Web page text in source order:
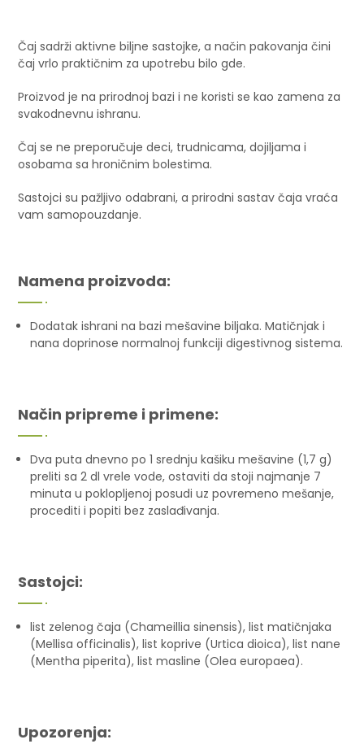
Čaj sadrži aktivne biljne sastojke, a način pakovanja čini
čaj vrlo praktičnim za upotrebu bilo gde.
Proizvod je na prirodnoj bazi i ne koristi se kao zamena za
svakodnevnu ishranu.
Čaj se ne preporučuje deci, trudnicama, dojiljama i
osobama sa hroničnim bolestima.
Sastojci su pažljivo odabrani, a prirodni sastav čaja vraća
vam samopouzdanje.
Namena proizvoda:
Dodatak ishrani na bazi mešavine biljaka. Matičnjak i
nana doprinose normalnoj funkciji digestivnog sistema.
Način pripreme i primene:
Dva puta dnevno po 1 srednju kašiku mešavine (1,7 g)
preliti sa 2 dl vrele vode, ostaviti da stoji najmanje 7
minuta u poklopljenoj posudi uz povremeno mešanje,
procediti i popiti bez zaslađivanja.
Sastojci:
list zelenog čaja (Chameillia sinensis), list matičnjaka
(Mellisa officinalis), list koprive (Urtica dioica), list nane
(Mentha piperita), list masline (Olea europaea).
Upozorenja: